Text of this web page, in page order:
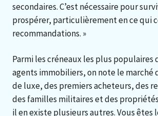
secondaires. C’est nécessaire pour
prospérer, particulièrement en ce qui
recommandations. »
Parmi les créneaux les plus populaires
agents immobiliers, on note le marché
de luxe, des premiers acheteurs, des
des familles militaires et des
il en existe plusieurs autres. Vous êtes